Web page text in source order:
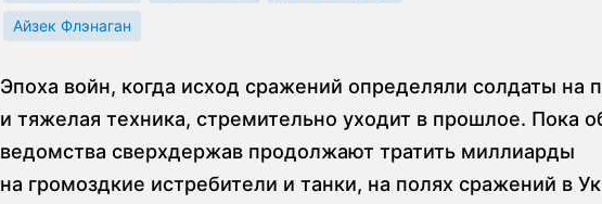
Айзек Флэнаган
Эпоха войн, когда исход сражений определяли солдаты на
и тяжелая техника, стремительно уходит в прошлое. Пока
ведомства сверхдержав продолжают тратить миллиарды
на громоздкие истребители и танки, на полях сражений в